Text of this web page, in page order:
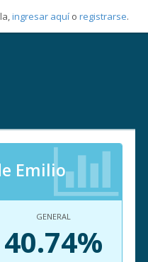
ingresar aquí o registrarse.
Emilio
GENERAL
40.74%